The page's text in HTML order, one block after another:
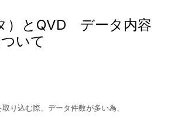
）とQVD データ内容
いて
り込む際、 データ件数が多い為、